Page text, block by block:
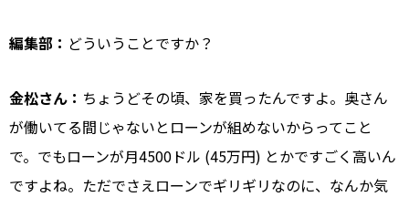
編集部： どういうことですか？
金松さん： ちょうどその頃、家を買ったんですよ。奥さん
が働いてる間じゃないとローンが組めないからってこと
で。でもローンが月4500ドル (45万円) とかですごく高いん
ですよね。ただでさえローンでギリギリなのに、なんか気